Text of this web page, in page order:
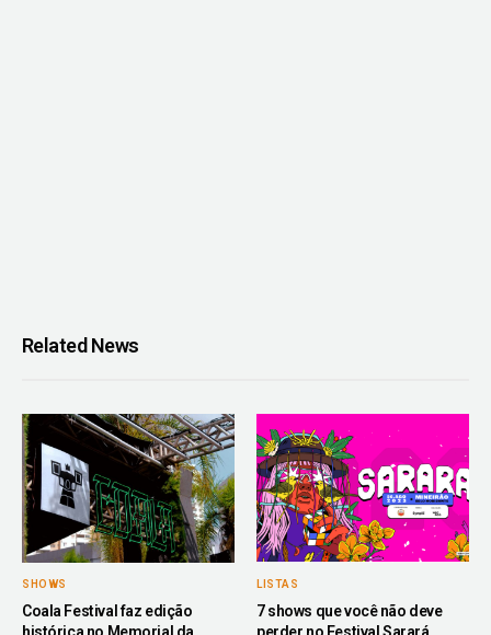
Related News
SHOWS
Coala Festival faz edição
LISTAS
7 shows que você não deve